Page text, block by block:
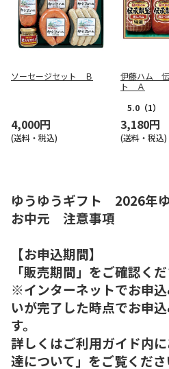
ソーセージセット Ｂ
4,000円
(送料・税込)
伊藤ハム 伝
ト Ａ
5.0 （1）
3,180円
(送料・税込)
ゆうゆうギフト 2026年
お中元 注意事項
【お申込期間】
「販売期間」をご確認くだ
※インターネットでお申
いが完了した時点でお申
す。
詳しくはご利用ガイド内
達について」をご覧くださ